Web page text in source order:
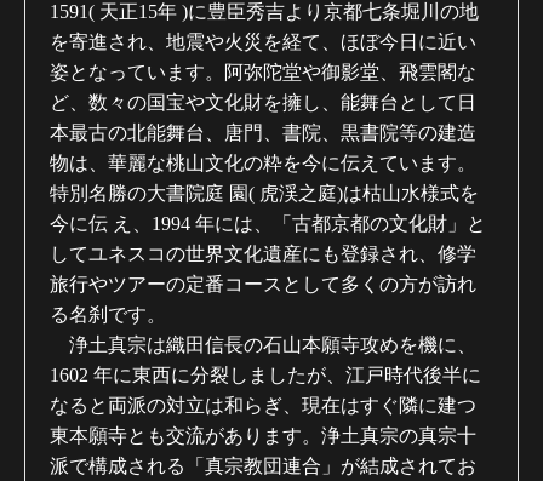
1591( 天正15年 )に豊臣秀吉より京都七条堀川の地
を寄進され、地震や火災を経て、ほぼ今日に近い
姿となっています。阿弥陀堂や御影堂、飛雲閣な
ど、数々の国宝や文化財を擁し、能舞台として日
本最古の北能舞台、唐門、書院、黒書院等の建造
物は、華麗な桃山文化の粋を今に伝えています。
特別名勝の大書院庭 園( 虎渓之庭)は枯山水様式を
今に伝 え、1994 年には、「古都京都の文化財」と
してユネスコの世界文化遺産にも登録され、修学
旅行やツアーの定番コースとして多くの方が訪れ
る名刹です。
浄土真宗は織田信長の石山本願寺攻めを機に、
1602 年に東西に分裂しましたが、江戸時代後半に
なると両派の対立は和らぎ、現在はすぐ隣に建つ
東本願寺とも交流があります。浄土真宗の真宗十
派で構成される「真宗教団連合」が結成されてお